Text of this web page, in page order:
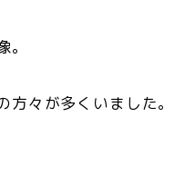
々が多くいました。